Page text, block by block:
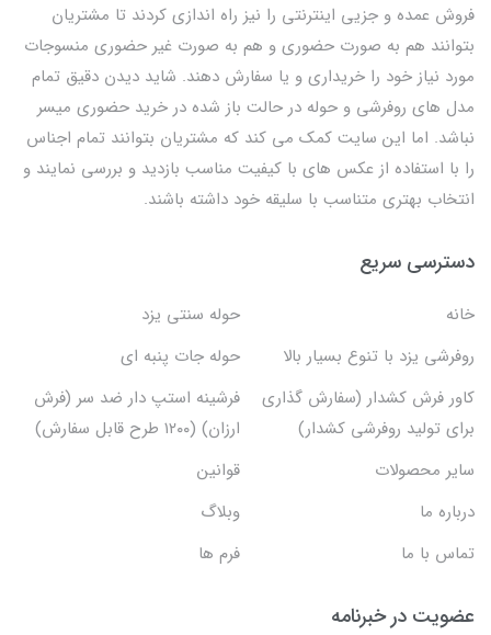
فروش عمده و جزیی اینترنتی را نیز راه اندازی کردند تا مشتریان
بتوانند هم به صورت حضوری و هم به صورت غیر حضوری منسوجات
مورد نیاز خود را خریداری و یا سفارش دهند. شاید دیدن دقیق تمام
مدل های روفرشی و حوله در حالت باز شده در خرید حضوری میسر
نباشد. اما این سایت کمک می کند که مشتریان بتوانند تمام اجناس
را با استفاده از عکس های با کیفیت مناسب بازدید و بررسی نمایند و
انتخاب بهتری متناسب با سلیقه خود داشته باشند.
دسترسی سریع
خانه
حوله سنتی یزد
روفرشی یزد با تنوع بسیار بالا
حوله جات پنبه ای
کاور فرش کشدار (سفارش گذاری
برای تولید روفرشی کشدار)
فرشینه استپ دار ضد سر (فرش
ارزان) (۱۲۰۰ طرح قابل سفارش)
سایر محصولات
قوانین
درباره ما
وبلاگ
تماس با ما
فرم ها
عضویت در خبرنامه